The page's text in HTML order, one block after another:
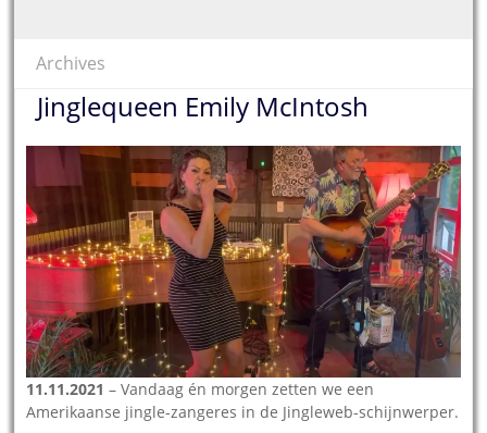
Archives
Jinglequeen Emily McIntosh
11.11.2021 – Vandaag én morgen zetten we een
Amerikaanse jingle-zangeres in de Jingleweb-schijnwerper.